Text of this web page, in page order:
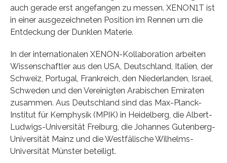
auch gerade erst angefangen zu messen. XENON1T ist
in einer ausgezeichneten Position im Rennen um die
Entdeckung der Dunklen Materie.
In der internationalen XENON-Kollaboration arbeiten
Wissenschaftler aus den USA, Deutschland, Italien, der
Schweiz, Portugal, Frankreich, den Niederlanden, Israel,
Schweden und den Vereinigten Arabischen Emiraten
zusammen. Aus Deutschland sind das Max-Planck-
Institut für Kernphysik (MPIK) in Heidelberg, die Albert-
Ludwigs-Universität Freiburg, die Johannes Gutenberg-
Universität Mainz und die Westfälische Wilhelms-
Universität Münster beteiligt.